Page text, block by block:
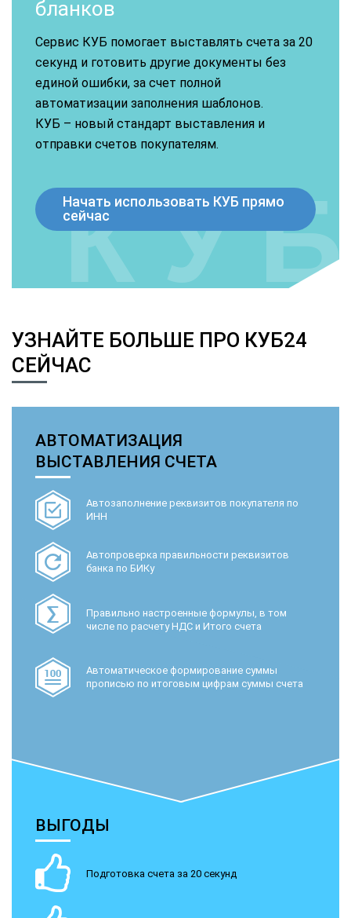
бланков
Сервис КУБ помогает выставлять счета за 20
секунд и готовить другие документы без
единой ошибки, за счет полной
автоматизации заполнения шаблонов.
КУБ – новый стандарт выставления и
отправки счетов покупателям.
Начать использовать КУБ прямо
сейчас
УЗНАЙТЕ БОЛЬШЕ ПРО КУБ24
СЕЙЧАС
АВТОМАТИЗАЦИЯ
ВЫСТАВЛЕНИЯ СЧЕТА
Автозаполнение реквизитов покупателя по
ИНН
Автопроверка правильности реквизитов
банка по БИКу
Правильно настроенные формулы, в том
числе по расчету НДС и Итого счета
Автоматическое формирование суммы
прописью по итоговым цифрам суммы счета
ВЫГОДЫ
Подготовка счета за 20 секунд